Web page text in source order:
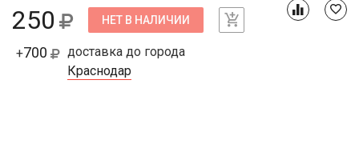
250 НЕТ В НАЛИЧИИ
+700
доставка до города
Краснодар